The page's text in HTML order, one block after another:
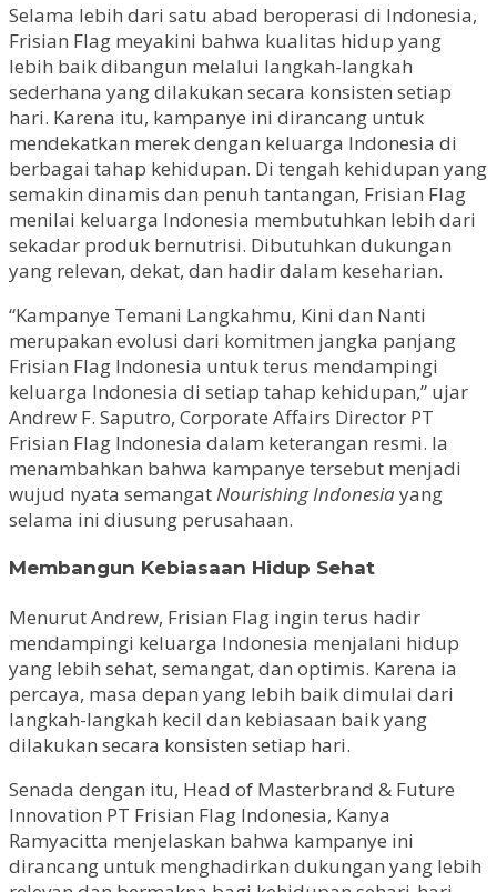
Selama lebih dari satu abad beroperasi di Indonesia,
Frisian Flag meyakini bahwa kualitas hidup yang
lebih baik dibangun melalui langkah-langkah
sederhana yang dilakukan secara konsisten setiap
hari. Karena itu, kampanye ini dirancang untuk
mendekatkan merek dengan keluarga Indonesia di
berbagai tahap kehidupan. Di tengah kehidupan yang
semakin dinamis dan penuh tantangan, Frisian Flag
menilai keluarga Indonesia membutuhkan lebih dari
sekadar produk bernutrisi. Dibutuhkan dukungan
yang relevan, dekat, dan hadir dalam keseharian.
“Kampanye Temani Langkahmu, Kini dan Nanti
merupakan evolusi dari komitmen jangka panjang
Frisian Flag Indonesia untuk terus mendampingi
keluarga Indonesia di setiap tahap kehidupan,” ujar
Andrew F. Saputro, Corporate Affairs Director PT
Frisian Flag Indonesia dalam keterangan resmi. Ia
menambahkan bahwa kampanye tersebut menjadi
wujud nyata semangat Nourishing Indonesiayang
selama ini diusung perusahaan.
Membangun Kebiasaan Hidup Sehat
Menurut Andrew, Frisian Flag ingin terus hadir
mendampingi keluarga Indonesia menjalani hidup
yang lebih sehat, semangat, dan optimis. Karena ia
percaya, masa depan yang lebih baik dimulai dari
langkah-langkah kecil dan kebiasaan baik yang
dilakukan secara konsisten setiap hari.
Senada dengan itu, Head of Masterbrand & Future
Innovation PT Frisian Flag Indonesia, Kanya
Ramyacitta menjelaskan bahwa kampanye ini
dirancang untuk menghadirkan dukungan yang lebih